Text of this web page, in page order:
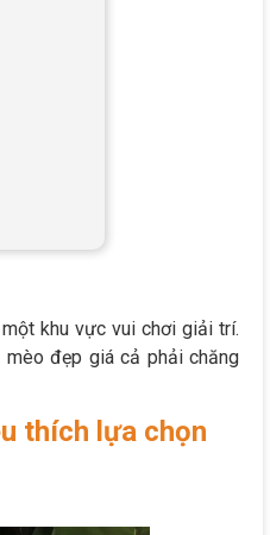
khu vực vui chơi giải trí.
đẹp giá cả phải chăng
thích lựa chọn